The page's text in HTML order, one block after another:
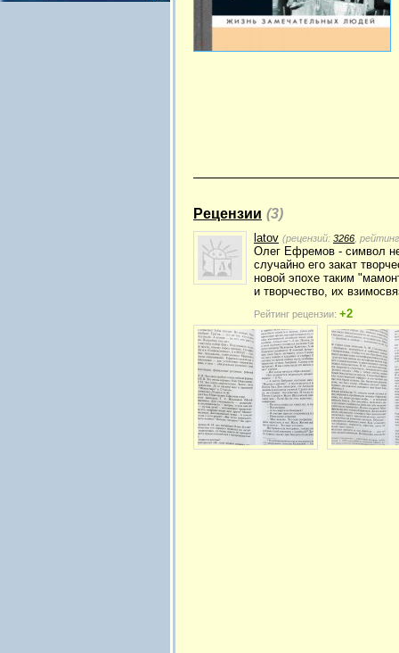
Рецензии (3)
latov (рецензий: 3266 ,
Олег Ефремов - символ не
случайно его закат
новой эпохе таким
и творчество, их
Рейтинг рецензии: +2